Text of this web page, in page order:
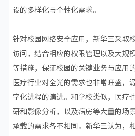
设的多样化与个性化需求。
针对校园网络安全应用，新华三采取
访问，结合相应的权限管理以及大规
等措施，保证校园的关键业务与应用的
医疗行业对全光的需求也非常旺盛，
字化进程的演进。和学校类似，医疗
研和影像分析，以及病房等大量的场
承载的需求各不相同。新华三认为，